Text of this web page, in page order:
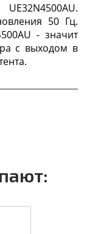
50 Гц.
- значит
с выходом в